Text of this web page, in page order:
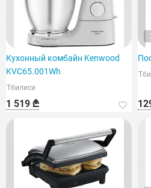
Кухонный комбайн Kenwood
KVC65.001Wh
Тбилиси
1 519 ₾